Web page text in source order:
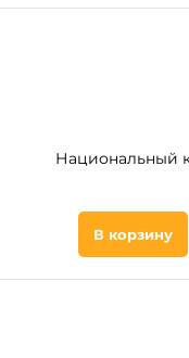
Национальный
В корзину